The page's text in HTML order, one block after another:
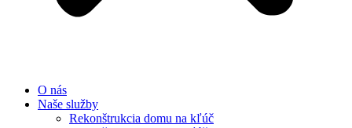
O nás
Naše služby
Rekonštrukcia domu na kľúč